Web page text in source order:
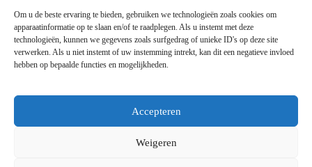
Om u de beste ervaring te bieden, gebruiken we technologieën zoals cookies om
apparaatinformatie op te slaan en/of te raadplegen. Als u instemt met deze
technologieën, kunnen we gegevens zoals surfgedrag of unieke ID's op deze site
verwerken. Als u niet instemt of uw instemming intrekt, kan dit een negatieve invloed
hebben op bepaalde functies en mogelijkheden.
Accepteren
Weigeren
Partytent huren
Handleiding partytenten
VOORWAARDEN
Algemene voorwaarden
Privacybeleid
Contact
This website uses cookies to improve your experience. By using
this website you agree to ourData Protection Policy